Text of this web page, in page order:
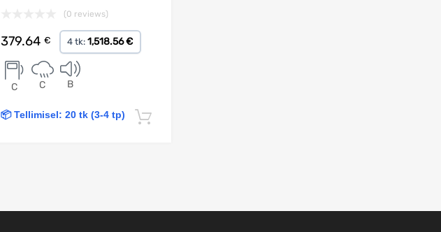
(0 reviews)
379.64 € 4 tk:1,518.56 €
C C B
📦 Tellimisel: 20 tk (3-4 tp)